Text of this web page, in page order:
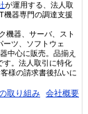
が運用する、法人取
機器専門の調達支援
機器、サーバ、スト
ーツ、ソフトウェ
中心に販売。品揃え
す。法人取引に特化
様の請求書後払いに
取り組み 会社概要